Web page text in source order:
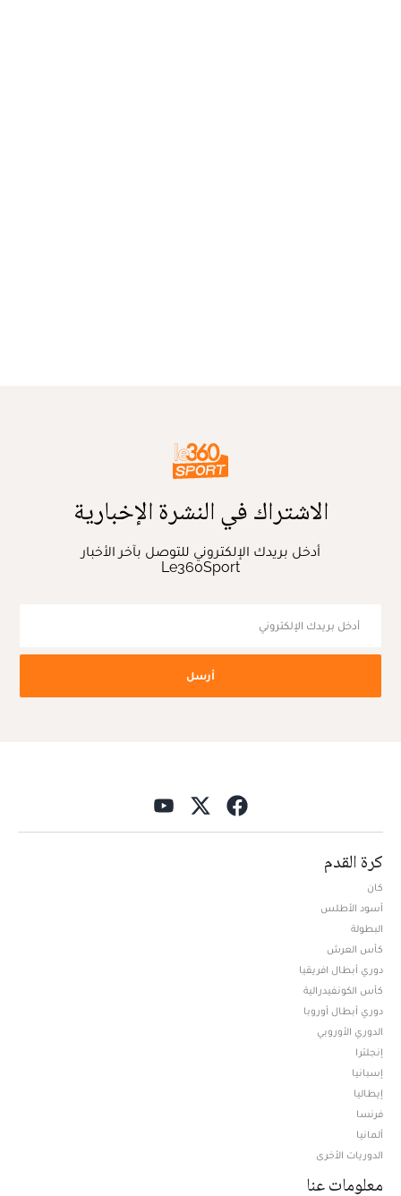
الاشتراك في النشرة الإخبارية
أدخل بريدك الإلكتروني للتوصل بآخر الأخبار
Le360Sport
أرسل
كرة القدم
كان
أسود الأطلس
البطولة
كأس العرش
دوري أبطال افريقيا
كأس الكونفيدرالية
دوري أبطال أوروبا
الدوري الأوروبي
إنجلترا
إسبانيا
إيطاليا
فرنسا
ألمانيا
الدوريات الأخرى
معلومات عنا